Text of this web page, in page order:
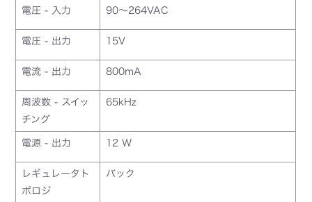
電圧 - 入力 90～264VAC
電圧 - 出力 15V
電流 - 出力 800mA
周波数 - スイッ
チング
65kHz
電源 - 出力 12 W
レギュレータト
ポロジ
バック